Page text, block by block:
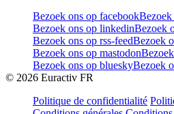
Bezoek ons op facebook
Bezoek ons op linkedinBezoek
Bezoek ons op rss-feedBezoek
Bezoek ons op mastodon
Bezoek ons op blueskyBezoek
© 2026 Euractiv FR
Politique de confidentialité